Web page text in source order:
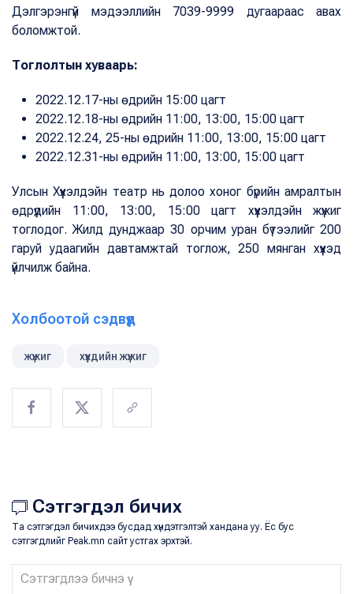
Дэлгэрэнгүй мэдээллийн 7039-9999 дугаараас авах
боломжтой.
Тоглолтын хуваарь:
2022.12.17-ны өдрийн 15:00 цагт
2022.12.18-ны өдрийн 11:00, 13:00, 15:00 цагт
2022.12.24, 25-ны өдрийн 11:00, 13:00, 15:00 цагт
2022.12.31-ны өдрийн 11:00, 13:00, 15:00 цагт
Улсын Хүүхэлдэйн театр нь долоо хоног бүрийн амралтын
өдрүүдийн 11:00, 13:00, 15:00 цагт хүүхэлдэйн жүжиг
тоглодог. Жилд дунджаар 30 орчим уран бүтээлийг 200
гаруй удаагийн давтамжтай тоглож, 250 мянган хүүхэд
үйлчилж байна.
Холбоотой сэдвүүд
жүжиг хүүхдийн жүжиг
Сэтгэгдэл бичих
Та сэтгэгдэл бичихдээ бусдад хүндэтгэлтэй хандана уу. Ёс бус
сэтгэгдлийг Peak.mn сайт устгах эрхтэй.